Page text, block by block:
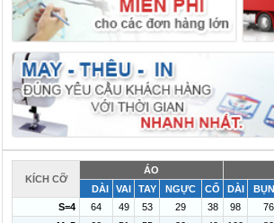
KÍCH CỠ
ÁO
DÀI
VAI TAY NGỰC CỔ DÀI
S=4
64 49 53 29 38 98 76